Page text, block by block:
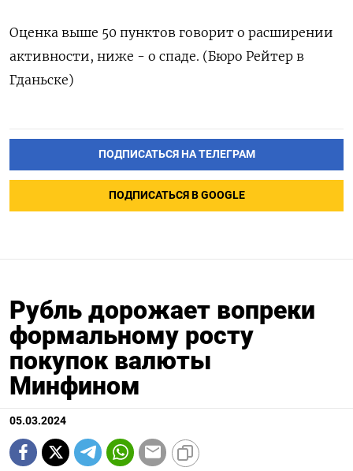
Оценка выше 50 пунктов говорит о расширении
активности, ниже - о спаде. (Бюро Рейтер в
Гданьске)
ПОДПИСАТЬСЯ НА ТЕЛЕГРАМ
ПОДПИСАТЬСЯ В GOOGLE
Рубль дорожает вопреки
формальному росту
покупок валюты
Минфином
05.03.2024